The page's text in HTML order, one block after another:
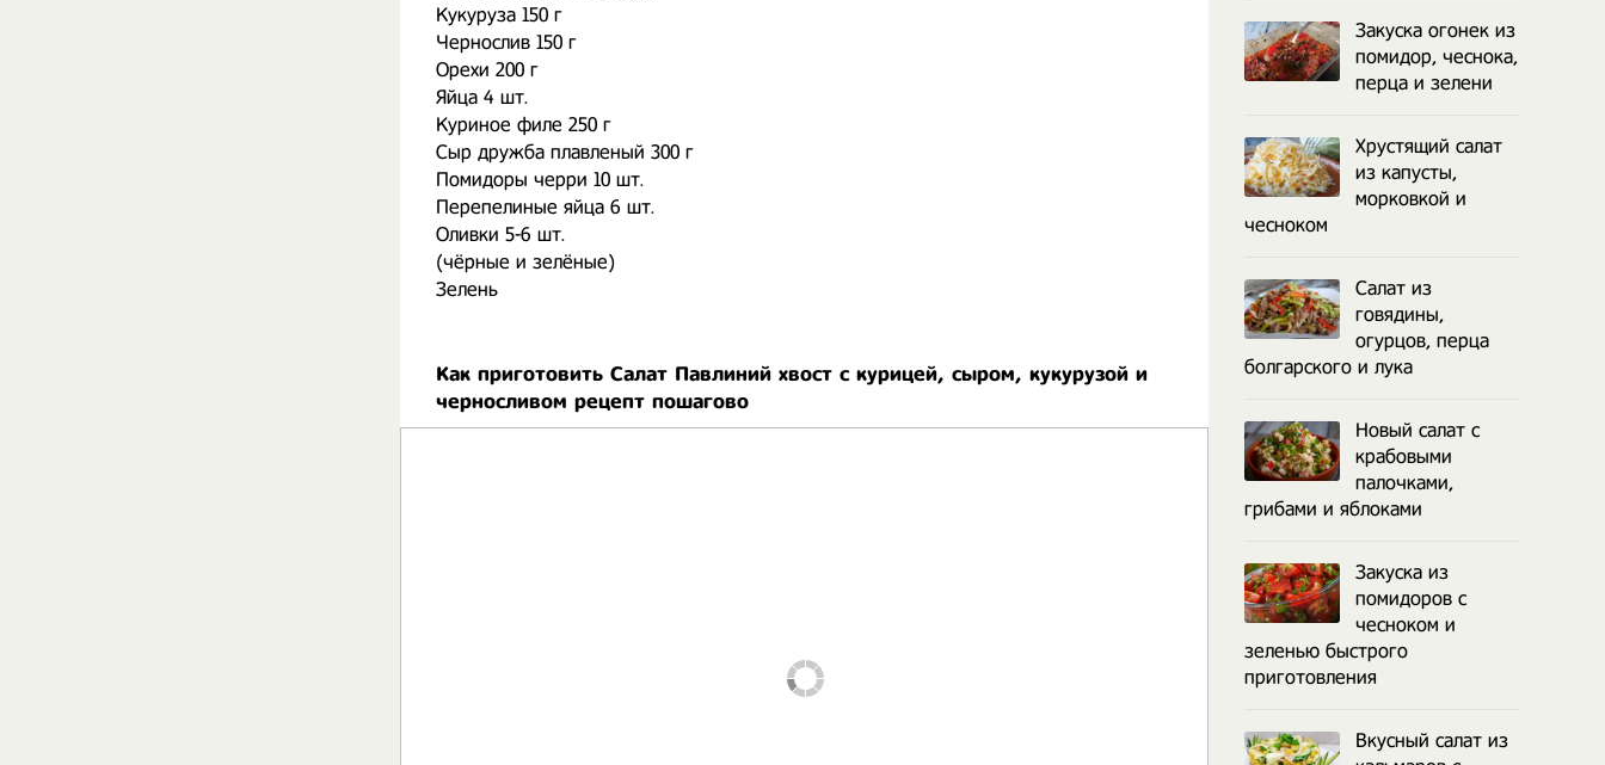
Кукуруза 150 г
Чернослив 150 г
Орехи 200 г
Яйца 4 шт.
Куриное филе 250 г
Сыр дружба плавленый 300 г
Помидоры черри 10 шт.
Перепелиные яйца 6 шт.
Оливки 5-6 шт.
(чёрные и зелёные)
Зелень
Как приготовить Салат Павлиний хвост с курицей, сыром, кукурузой и
черносливом рецепт пошагово
Закуска огонек из
помидор, чеснока,
перца и зелени
Хрустящий салат
из капусты,
морковкой и
чесноком
Салат из
говядины,
огурцов, перца
болгарского и лука
Новый салат с
крабовыми
палочками,
грибами и яблоками
Закуска из
помидоров с
чесноком и
зеленью быстрого
приготовления
Вкусный салат из